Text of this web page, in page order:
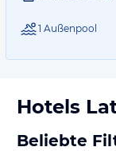
1 Außenpool
Hotels
Beliebte